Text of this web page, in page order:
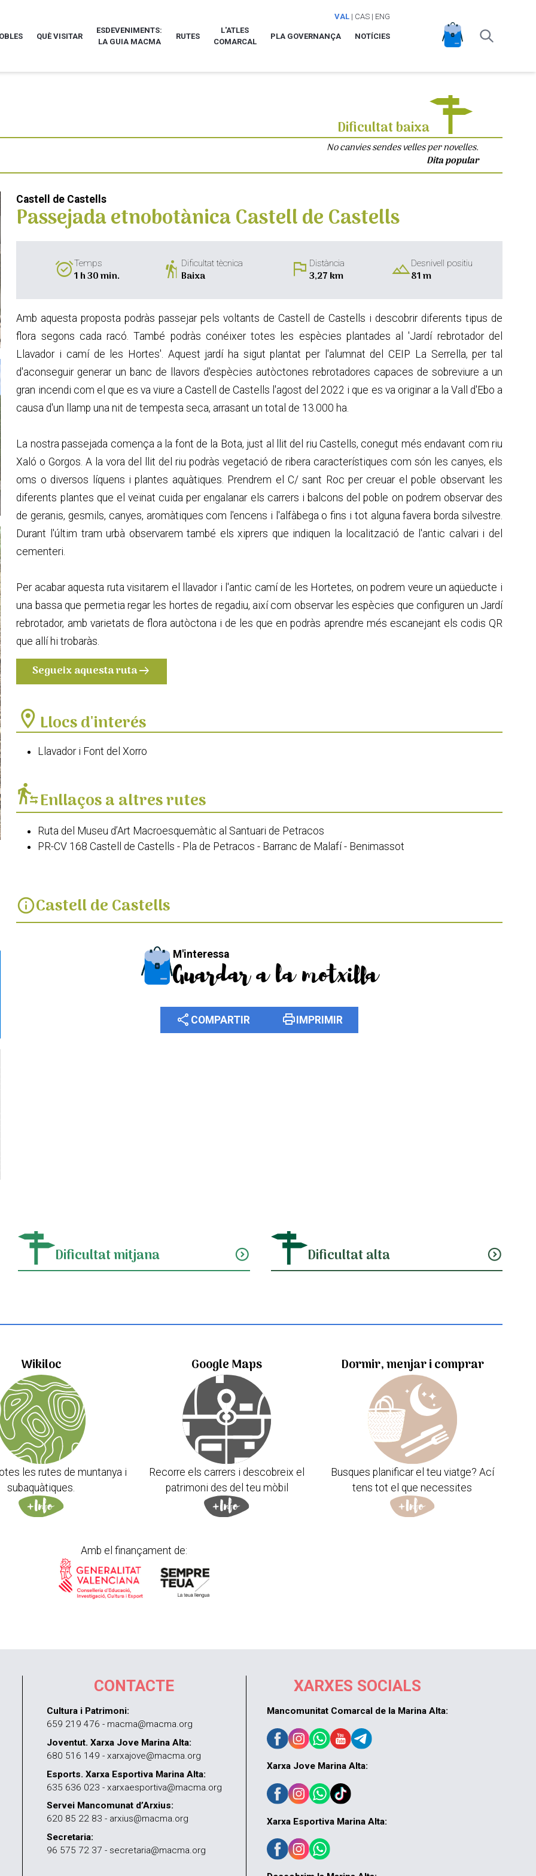
VAL| CAS| ENG
QUÈ VISITAR
ESDEVENIMENTS:
LA GUIA MACMA
RUTES
L'ATLES
COMARCAL
PLA GOVERNANÇA NOTÍCIES
Dificultat baixa
No canvies sendes velles per novelles.
Dita popular
Castell de Castells
Passejada etnobotànica Castell de Castells
alarm_onTemps
1 h 30 min. hiking Dificultat tècnica
Baixa flag Distància
3,27 km landscapeDesnivell positiu
81 m
Amb aquesta proposta podràs passejar pels voltants de Castell de Castells i descobrir diferents tipus de
flora segons cada racó. També podràs conéixer totes les espècies plantades al 'Jardí rebrotador del
Llavador i camí de les Hortes'. Aquest jardí ha sigut plantat per l'alumnat del CEIP La Serrella, per tal
d'aconseguir generar un banc de llavors d'espècies autòctones rebrotadores capaces de sobreviure a un
gran incendi com el que es va viure a Castell de Castells l'agost del 2022 i que es va originar a la Vall d'Ebo a
causa d'un llamp una nit de tempesta seca, arrasant un total de 13.000 ha.
La nostra passejada comença a la font de la Bota, just al llit del riu Castells, conegut més endavant com riu
Xaló o Gorgos. A la vora del llit del riu podràs vegetació de ribera característiques com són les canyes, els
oms o diversos líquens i plantes aquàtiques. Prendrem el C/ sant Roc per creuar el poble observant les
diferents plantes que el veïnat cuida per engalanar els carrers i balcons del poble on podrem observar des
de geranis, gesmils, canyes, aromàtiques com l'encens i l'alfàbega o fins i tot alguna favera borda silvestre.
Durant l'últim tram urbà observarem també els xiprers que indiquen la localització de l'antic calvari i del
cementeri.
Per acabar aquesta ruta visitarem el llavador i l'antic camí de les Hortetes, on podrem veure un aqüeducte i
una bassa que permetia regar les hortes de regadiu, així com observar les espècies que configuren un Jardí
rebrotador, amb varietats de flora autòctona i de les que en podràs aprendre més escanejant els codis QR
que allí hi trobaràs.
Segueix aquesta rutaarrow_right_alt
location_on Llocs d'interés
Llavador i Font del Xorro
transfer_within_a_stationEnllaços a altres rutes
Ruta del Museu d’Art Macroesquemàtic al Santuari de Petracos
PR-CV 168 Castell de Castells - Pla de Petracos - Barranc de Malafí - Benimassot
infoCastell de Castells
M'interessa
Guardar a la motxilla
share COMPARTIR printIMPRIMIR
Dificultat mitjana expand_circle_down Dificultat alta expand_circle_down
Wikiloc
les rutes de muntanya i
subaquàtiques.
Google Maps
Recorre els carrers i descobreix el
patrimoni des del teu mòbil
Dormir, menjar i comprar
Busques planificar el teu viatge? Ací
tens tot el que necessites
Amb el finançament de:
CONTACTE
Cultura i Patrimoni:
659 219 476 - macma@macma.org
Joventut. Xarxa Jove Marina Alta:
680 516 149 - xarxajove@macma.org
Esports. Xarxa Esportiva Marina Alta:
635 636 023 - xarxaesportiva@macma.org
Servei Mancomunat d’Arxius:
620 85 22 83 - arxius@macma.org
Secretaria:
96 575 72 37 - secretaria@macma.org
XARXES SOCIALS
Mancomunitat Comarcal de la Marina Alta:
Xarxa Jove Marina Alta:
Xarxa Esportiva Marina Alta: